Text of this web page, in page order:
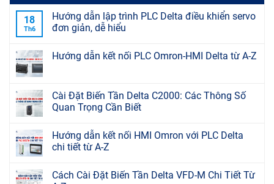
18
Th6
Hướng dẫn lập trình PLC Delta điều khiển servo
đơn giản, dễ hiểu
Hướng dẫn kết nối PLC Omron-HMI Delta từ A-Z
Cài Đặt Biến Tần Delta C2000: Các Thông Số
Quan Trọng Cần Biết
Hướng dẫn kết nối HMI Omron với PLC Delta
chi tiết từ A-Z
Cách Cài Đặt Biến Tần Delta VFD-M Chi Tiết Từ